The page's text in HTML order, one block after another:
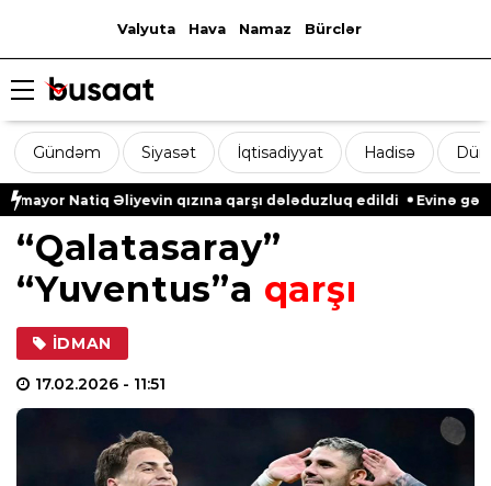
Valyuta Hava Namaz Bürclər
Gündəm Siyasət İqtisadiyyat Hadisə
Əliyevin qızına qarşı dələduzluq edildi Evinə gələn yol
“Qalatasaray”
“Yuventus”a qarşı
İDMAN
17.02.2026 - 11:51